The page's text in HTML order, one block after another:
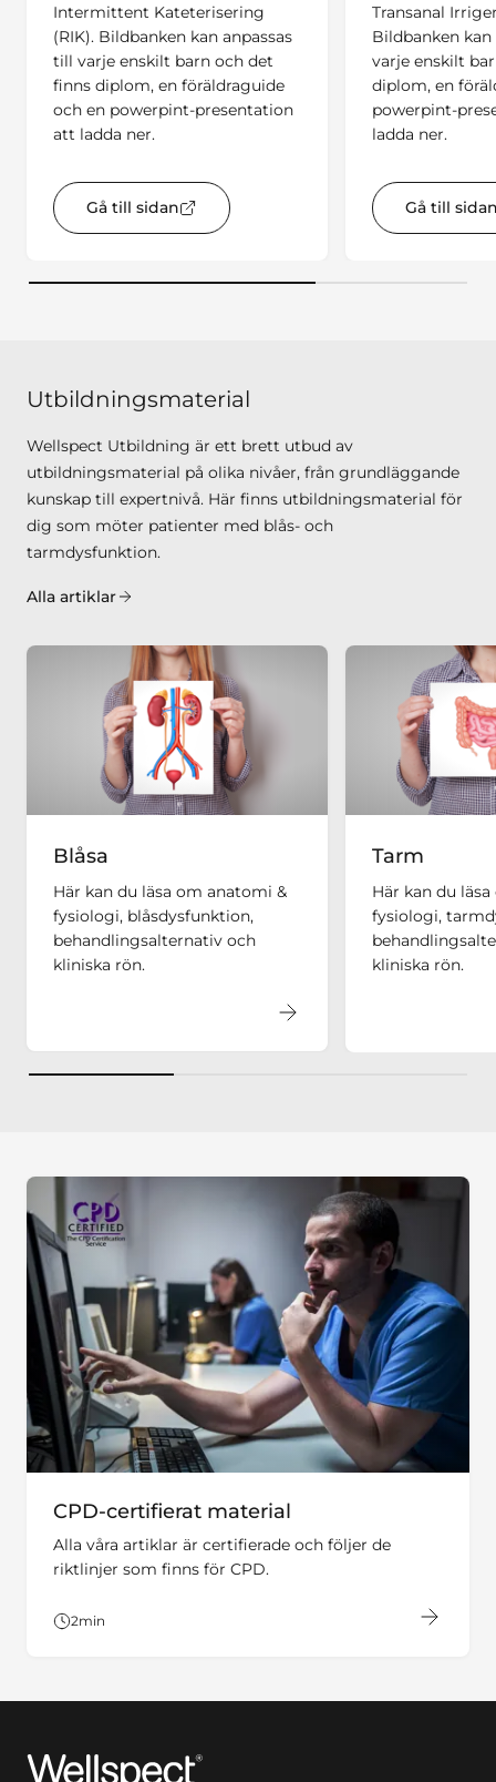
Intermittent Kateterisering
(RIK). Bildbanken kan anpassas
till varje enskilt barn och det
finns diplom, en föräldraguide
och en powerpint-presentation
att ladda ner.
Gå till sidan
key:global.opens-in-new-window
Transanal
Bildbanken
varje enskilt
diplom, en
powerpint-
ladda ner.
Gå till
Utbildningsmaterial
Wellspect Utbildning är ett brett utbud av
utbildningsmaterial på olika nivåer, från grundläggande
kunskap till expertnivå. Här finns utbildningsmaterial för
dig som möter patienter med blås- och
tarmdysfunktion.
Alla artiklar
Blåsa
Här kan du läsa om anatomi &
fysiologi, blåsdysfunktion,
behandlingsalternativ och
kliniska rön.
Tarm
Här kan du
fysiologi,
kliniska rön.
CPD-certifierat material
Alla våra artiklar är certifierade och följer de
riktlinjer som finns för CPD.
2min
Wellspect